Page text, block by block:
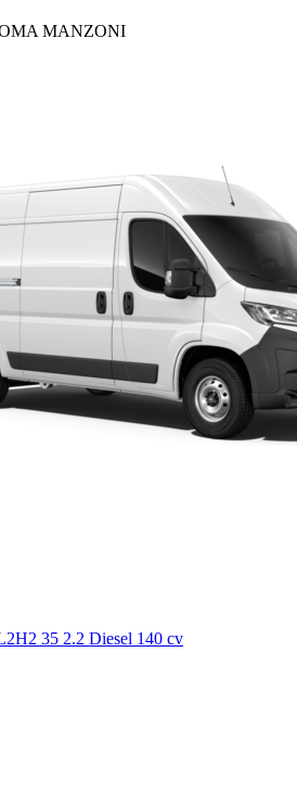
MANZONI
35 2.2 Diesel 140 cv